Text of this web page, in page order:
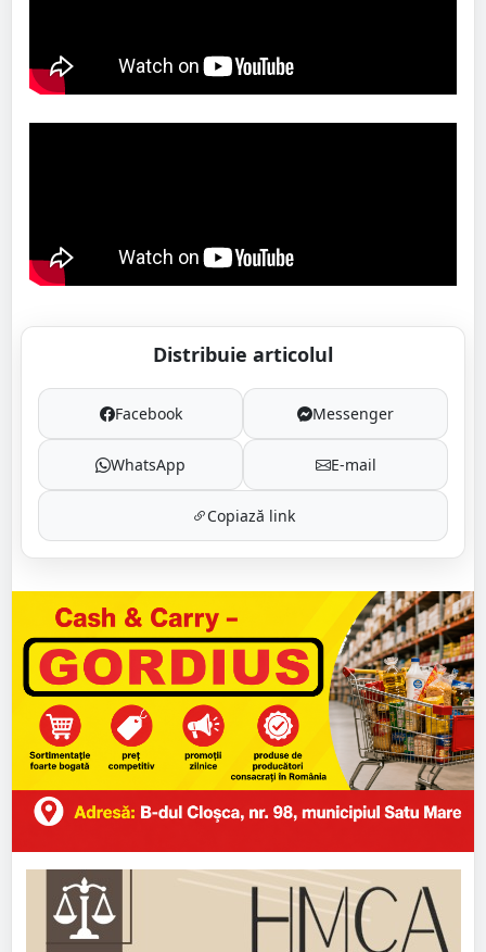
Distribuie articolul
Facebook Messenger
WhatsApp E-mail
Copiază link